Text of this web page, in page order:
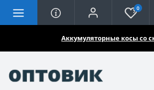
Аккумуляторные косы со
0